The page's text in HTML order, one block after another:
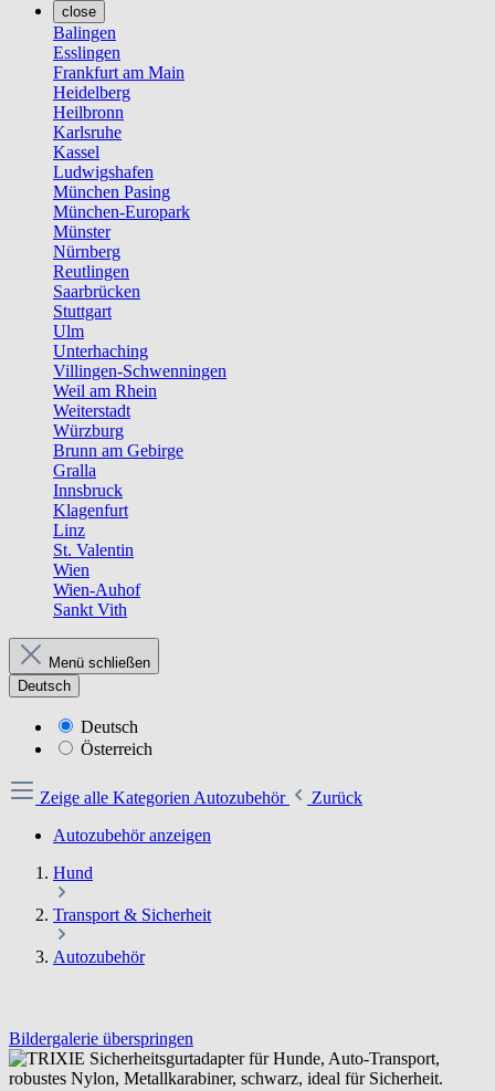
close
Balingen
Esslingen
Frankfurt am Main
Heidelberg
Heilbronn
Karlsruhe
Kassel
Ludwigshafen
München Pasing
München-Europark
Münster
Nürnberg
Reutlingen
Saarbrücken
Stuttgart
Ulm
Unterhaching
Villingen-Schwenningen
Weil am Rhein
Weiterstadt
Würzburg
Brunn am Gebirge
Gralla
Innsbruck
Klagenfurt
Linz
St. Valentin
Wien
Wien-Auhof
Sankt Vith
Menü schließen
Deutsch
Deutsch
Österreich
Zeige alle Kategorien Autozubehör
Zurück
Autozubehör anzeigen
Hund
Transport & Sicherheit
Autozubehör
Bildergalerie überspringen